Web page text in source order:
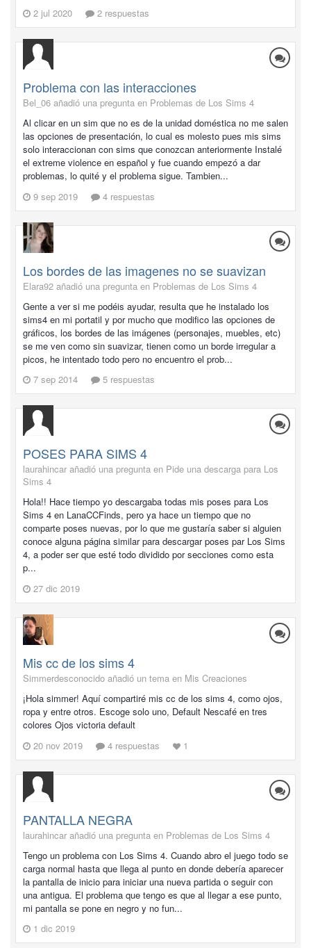
2 jul 2020
2 respuestas
Problema con las interacciones
Bel_06 añadió una pregunta en Problemas de Los Sims 4
Al clicar en un sim que no es de la unidad doméstica no me salen
las opciones de presentación, lo cual es molesto pues mis sims
solo interaccionan con sims que conozcan anteriormente Instalé
el extreme violence en español y fue cuando empezó a dar
problemas, lo quité y el problema sigue. Tambien...
9 sep 2019
4 respuestas
Los bordes de las imagenes no se suavizan
Elara92 añadió una pregunta en Problemas de Los Sims 4
Gente a ver si me podéis ayudar, resulta que he instalado los
sims4 en mi portatil y por mucho que modifico las opciones de
gráficos, los bordes de las imágenes (personajes, muebles, etc)
se me ven como sin suavizar, tienen como un borde irregular a
picos, he intentado todo pero no encuentro el prob...
7 sep 2014
5 respuestas
POSES PARA SIMS 4
laurahincar añadió una pregunta en Pide una descarga para Los
Sims 4
Hola!! Hace tiempo yo descargaba todas mis poses para Los
Sims 4 en LanaCCFinds, pero ya hace un tiempo que no
comparte poses nuevas, por lo que me gustaría saber si alguien
conoce alguna página similar para descargar poses par Los Sims
4, a poder ser que esté todo dividido por secciones como esta
p...
27 dic 2019
Mis cc de los sims 4
Simmerdesconocido añadió un tema en Mis Creaciones
¡Hola simmer! Aquí compartiré mis cc de los sims 4, como ojos,
ropa y entre otros. Escoge solo uno, Default Nescafé en tres
colores Ojos victoria default
20 nov 2019
4 respuestas 1
PANTALLA NEGRA
laurahincar añadió una pregunta en Problemas de Los Sims 4
Tengo un problema con Los Sims 4. Cuando abro el juego todo se
carga normal hasta que llega al punto en donde debería aparecer
la pantalla de inicio para iniciar una nueva partida o seguir con
una antigua. El problema que tengo es que al llegar a ese punto,
mi pantalla se pone en negro y no fun...
1 dic 2019